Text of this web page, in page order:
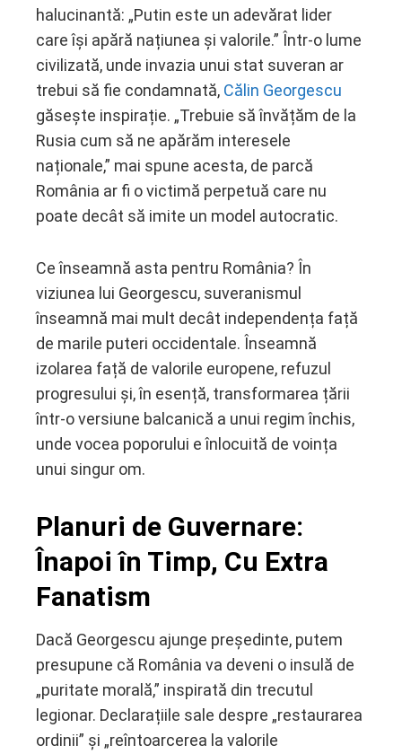
halucinantă: „Putin este un adevărat lider
care își apără națiunea și valorile.” Într-o lume
civilizată, unde invazia unui stat suveran ar
trebui să fie condamnată, Călin Georgescu
găsește inspirație. „Trebuie să învățăm de la
Rusia cum să ne apărăm interesele
naționale,” mai spune acesta, de parcă
România ar fi o victimă perpetuă care nu
poate decât să imite un model autocratic.
Ce înseamnă asta pentru România? În
viziunea lui Georgescu, suveranismul
înseamnă mai mult decât independența față
de marile puteri occidentale. Înseamnă
izolarea față de valorile europene, refuzul
progresului și, în esență, transformarea țării
într-o versiune balcanică a unui regim închis,
unde vocea poporului e înlocuită de voința
unui singur om.
Planuri de Guvernare:
Înapoi în Timp, Cu Extra
Fanatism
Dacă Georgescu ajunge președinte, putem
presupune că România va deveni o insulă de
„puritate morală,” inspirată din trecutul
legionar. Declarațiile sale despre „restaurarea
ordinii” și „reîntoarcerea la valorile